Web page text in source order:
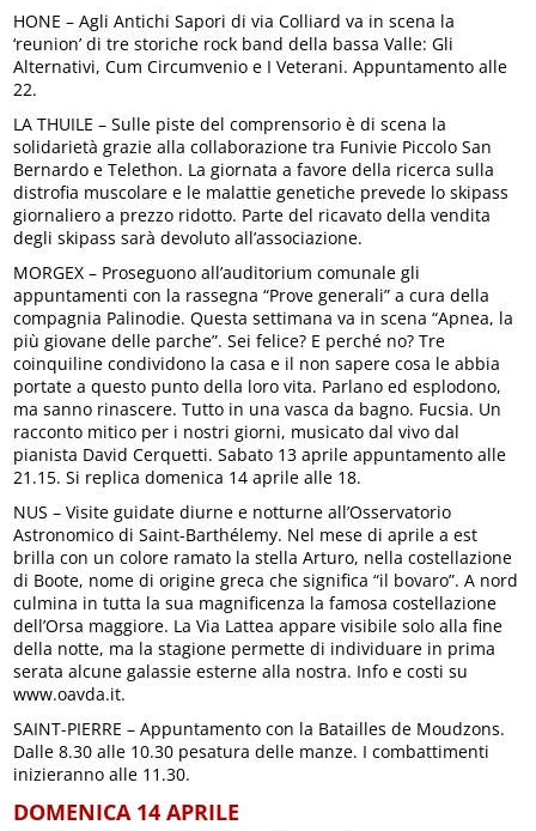
HONE – Agli Antichi Sapori di via Colliard va in scena la
‘reunion’ di tre storiche rock band della bassa Valle: Gli
Alternativi, Cum Circumvenio e I Veterani. Appuntamento alle
22.
LA THUILE – Sulle piste del comprensorio è di scena la
solidarietà grazie alla collaborazione tra Funivie Piccolo San
Bernardo e Telethon. La giornata a favore della ricerca sulla
distrofia muscolare e le malattie genetiche prevede lo skipass
giornaliero a prezzo ridotto. Parte del ricavato della vendita
degli skipass sarà devoluto all’associazione.
MORGEX – Proseguono all’auditorium comunale gli
appuntamenti con la rassegna “Prove generali” a cura della
compagnia Palinodie. Questa settimana va in scena “Apnea, la
più giovane delle parche”. Sei felice? E perché no? Tre
coinquiline condividono la casa e il non sapere cosa le abbia
portate a questo punto della loro vita. Parlano ed esplodono,
ma sanno rinascere. Tutto in una vasca da bagno. Fucsia. Un
racconto mitico per i nostri giorni, musicato dal vivo dal
pianista David Cerquetti. Sabato 13 aprile appuntamento alle
21.15. Si replica domenica 14 aprile alle 18.
NUS – Visite guidate diurne e notturne all’Osservatorio
Astronomico di Saint-Barthélemy. Nel mese di aprile a est
brilla con un colore ramato la stella Arturo, nella costellazione
di Boote, nome di origine greca che significa “il bovaro”. A nord
culmina in tutta la sua magnificenza la famosa costellazione
dell’Orsa maggiore. La Via Lattea appare visibile solo alla fine
della notte, ma la stagione permette di individuare in prima
serata alcune galassie esterne alla nostra. Info e costi su
www.oavda.it.
SAINT-PIERRE – Appuntamento con la Batailles de Moudzons.
Dalle 8.30 alle 10.30 pesatura delle manze. I combattimenti
inizieranno alle 11.30.
DOMENICA 14 APRILE